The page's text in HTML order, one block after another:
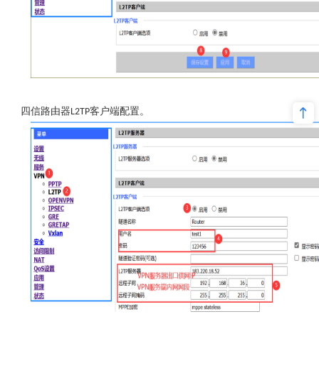
四信路由器 L2TP客户端配置。